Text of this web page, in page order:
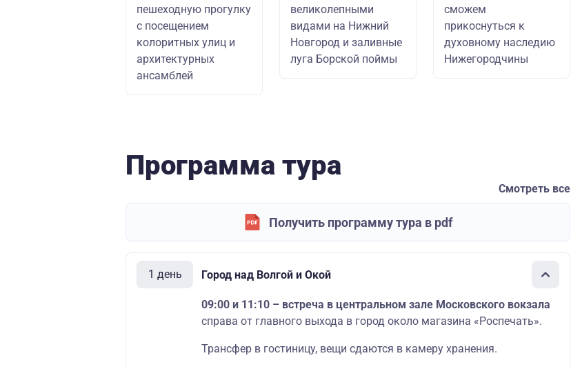
пешеходную прогулку
с посещением
колоритных улиц и
архитектурных
ансамблей
великолепными
видами на Нижний
Новгород и заливные
луга Борской поймы
сможем
прикоснуться к
духовному наследию
Нижегородчины
Программа тура
Смотреть все
Получить программу тура в pdf
1 день Город над Волгой и Окой
09:00 и 11:10 – встреча в центральном зале Московского вокзала
справа от главного выхода в город около магазина «Роспечать».
Трансфер в гостиницу, вещи сдаются в камеру хранения.